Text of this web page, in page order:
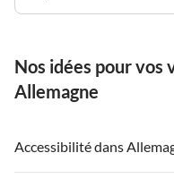
Nos idées pour vos
Allemagne
Accessibilité dans